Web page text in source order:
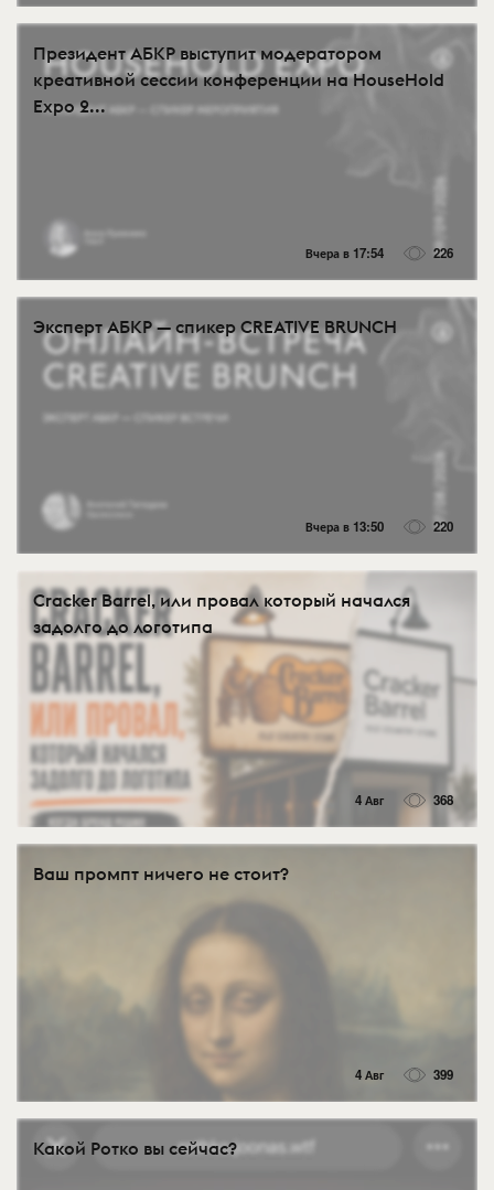
Президент АБКР выступит модератором
креативной сессии конференции на HouseHold
Expo 2...
Вчера в 17:54 226
Эксперт АБКР — спикер CREATIVE BRUNCH
Вчера в 13:50 220
Cracker Barrel, или провал который начался
задолго до логотипа
4 Авг 368
Ваш промпт ничего не стоит?
4 Авг 399
Какой Ротко вы сейчас?